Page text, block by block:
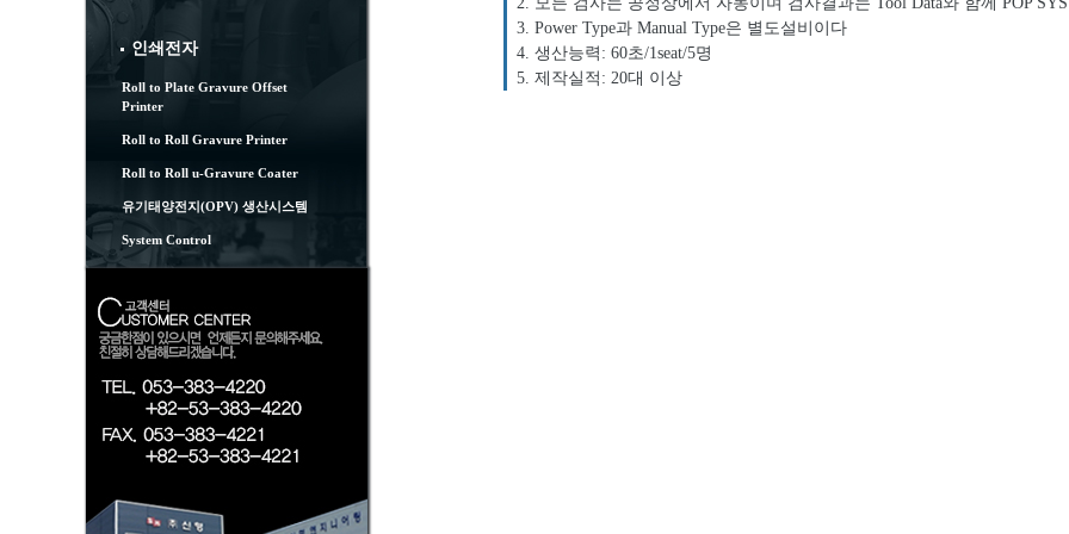
인쇄전자
Roll to Plate Gravure Offset
Printer
Roll to Roll Gravure Printer
Roll to Roll u-Gravure Coater
유기태양전지(OPV) 생산시스템
System Control
3. Power Type과 Manual Type은 별도설비이다
4. 생산능력: 60초/1seat/5명
5. 제작실적: 20대 이상